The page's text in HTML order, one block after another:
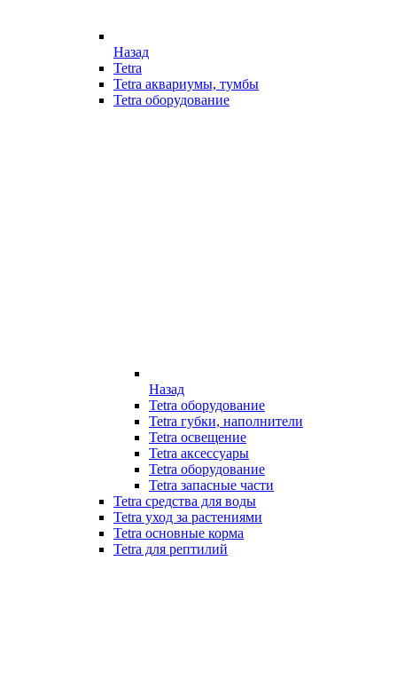
Назад
Tetra
Tetra аквариумы, тумбы
Tetra оборудование
Назад
Tetra оборудование
Tetra губки, наполнители
Tetra освещение
Tetra аксессуары
Tetra оборудование
Tetra запасные части
Tetra средства для воды
Tetra уход за растениями
Tetra основные корма
Tetra для рептилий